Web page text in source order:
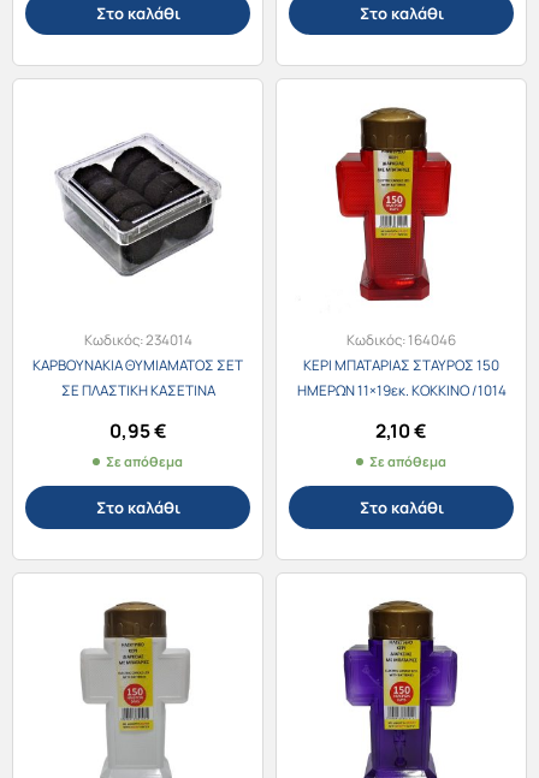
Στο καλάθι Στο καλάθι
Κωδικός:234014
ΚΑΡΒΟΥΝΑΚΙΑ ΘΥΜΙΑΜΑΤΟΣ ΣΕΤ
ΣΕ ΠΛΑΣΤΙΚΗ ΚΑΣΕΤΙΝΑ
0,95€
Σε απόθεμα
Στο καλάθι
Κωδικός:164046
ΚΕΡΙ ΜΠΑΤΑΡΙΑΣ ΣΤΑΥΡΟΣ 150
ΗΜΕΡΩΝ 11×19εκ. ΚΟΚΚΙΝΟ /1014
2,10€
Σε απόθεμα
Στο καλάθι